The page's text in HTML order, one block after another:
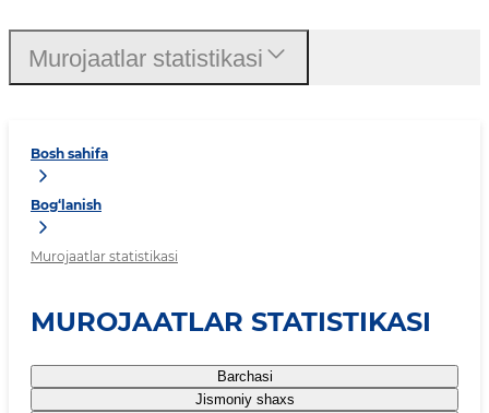
Bosh sahifa
Bog‘lanish
Murojaatlar statistikasi
MUROJAATLAR STATISTIKASI
Barchasi
Jismoniy shaxs
Murojaatlar statistikasi